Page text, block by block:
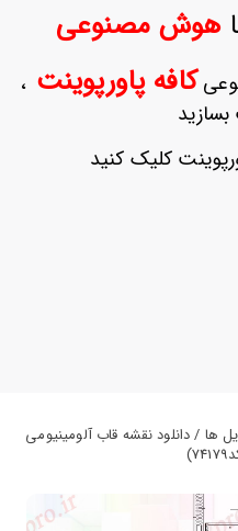
هوش مصنوعی
کافه پاورپوینت ،
بسازید
کلیک کنید
ها / دانلود نقشه قاب آلومینیومی